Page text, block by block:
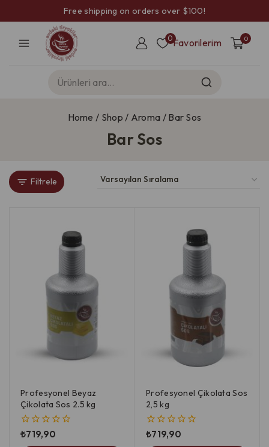
Free shipping on orders over $100!
0Favorilerim 0
Home / Shop / Aroma / Bar Sos
Bar Sos
Filtrele
Profesyonel Beyaz
Çikolata Sos 2.5 kg
0
₺719,90
Profesyonel Çikolata Sos
2,5 kg
0
₺719,90